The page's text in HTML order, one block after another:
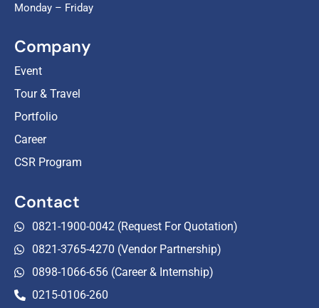
Monday – Friday
Company
Event
Tour & Travel
Portfolio
Career
CSR Program
Contact
0821-1900-0042 (Request For Quotation)
0821-3765-4270 (Vendor Partnership)
0898-1066-656 (Career & Internship)
0215-0106-260